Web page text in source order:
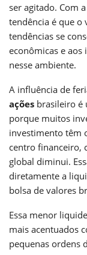
ser agitado. Com
tendência é que o
tendências se
econômicas e
nesse ambiente.
A influência de
ações brasileiro é
porque muitos
investimento têm
centro financeiro,
global diminui.
diretamente a
bolsa de valores
Essa menor
mais acentuados
pequenas ordens